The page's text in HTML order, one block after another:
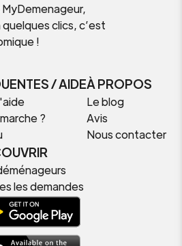
clics, c’est
!
/ AIDE
?
À PROPOS
Le blog
Avis
Nous contacter
les demandes